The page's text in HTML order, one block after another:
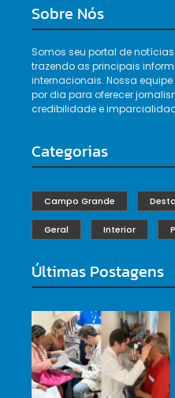
Sobre Nós
Somos seu portal de
trazendo as principais
internacionais. Nossa
por dia para oferecer
credibilidade e
Categorias
Campo Grande
Geral Interior
Últimas Postagens